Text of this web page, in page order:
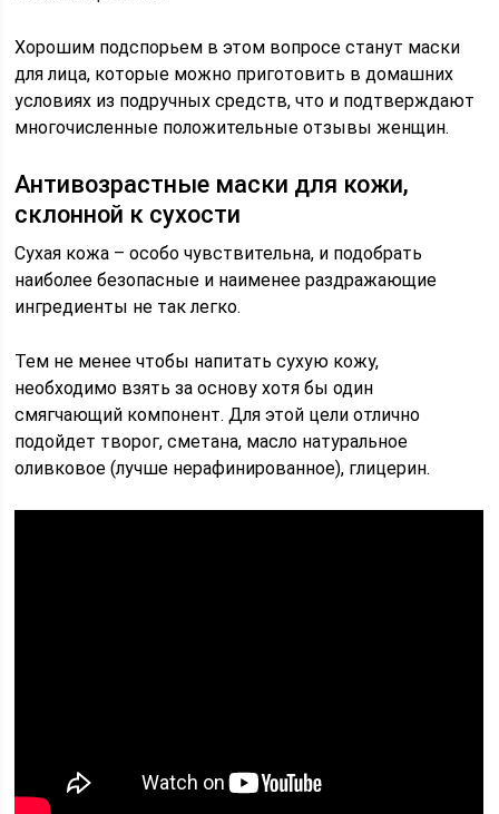
Хорошим подспорьем в этом вопросе станут маски
для лица, которые можно приготовить в домашних
условиях из подручных средств, что и подтверждают
многочисленные положительные отзывы женщин.
Антивозрастные маски для кожи,
склонной к сухости
Сухая кожа – особо чувствительна, и подобрать
наиболее безопасные и наименее раздражающие
ингредиенты не так легко.
Тем не менее чтобы напитать сухую кожу,
необходимо взять за основу хотя бы один
смягчающий компонент. Для этой цели отлично
подойдет творог, сметана, масло натуральное
оливковое (лучше нерафинированное), глицерин.